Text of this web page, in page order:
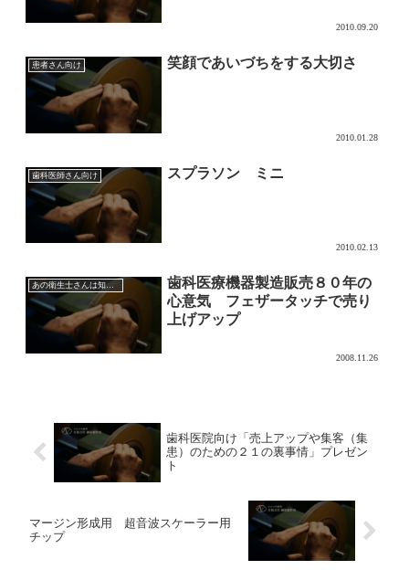
2010.09.20
患者さん向け 笑顔であいづちをする大切さ
2010.01.28
歯科医師さん向け スプラソン ミニ
2010.02.13
あの衛生士さんは知っている超音波チップの効果的な使い方
歯科医療機器製造販売８０年の
心意気 フェザータッチで売り
上げアップ
2008.11.26
歯科医院向け「売上アップや集客（集
患）のための２１の裏事情」プレゼン
ト
マージン形成用 超音波スケーラー用
チップ